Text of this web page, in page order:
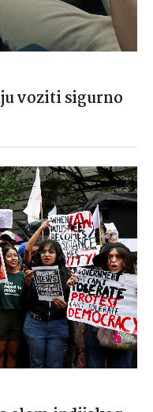
voziti sigurno